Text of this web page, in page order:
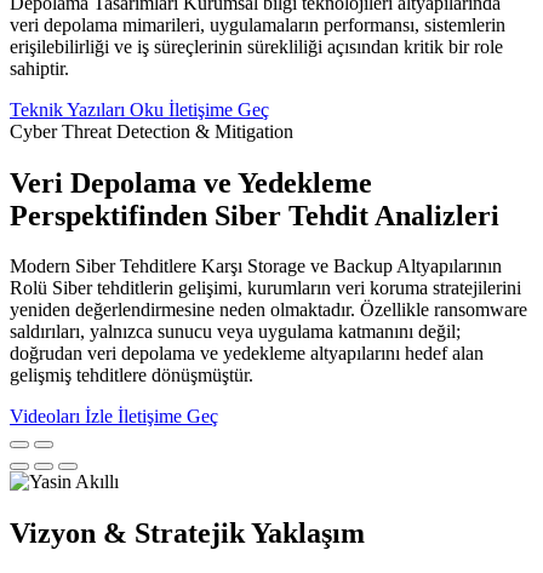
veri depolama mimarileri, uygulamaların performansı, sistemlerin
erişilebilirliği ve iş süreçlerinin sürekliliği açısından kritik bir role
sahiptir.
Teknik Yazıları Oku İletişime Geç
Cyber Threat Detection & Mitigation
Veri Depolama ve Yedekleme
Perspektifinden Siber Tehdit Analizleri
Modern Siber Tehditlere Karşı Storage ve Backup Altyapılarının
Rolü Siber tehditlerin gelişimi, kurumların veri koruma stratejilerini
yeniden değerlendirmesine neden olmaktadır. Özellikle ransomware
saldırıları, yalnızca sunucu veya uygulama katmanını değil;
doğrudan veri depolama ve yedekleme altyapılarını hedef alan
gelişmiş tehditlere dönüşmüştür.
Videoları İzle İletişime Geç
Vizyon & Stratejik Yaklaşım